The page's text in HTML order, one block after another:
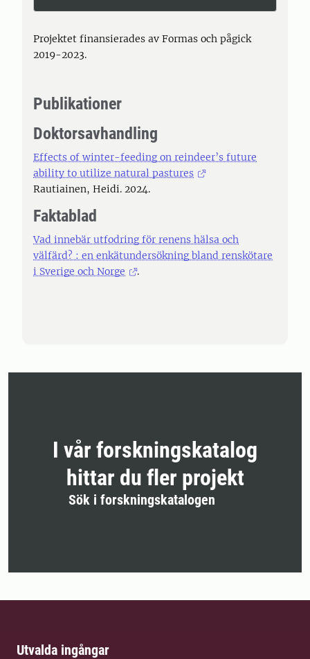
Projektet finansierades av Formas och pågick
2019-2023.
Publikationer
Doktorsavhandling
Effects of winter-feeding on reindeer’s future
ability to utilize natural pastures
Rautiainen, Heidi. 2024.
Faktablad
Vad innebär utfodring för renens hälsa och
välfärd? : en enkätundersökning bland renskötare
i Sverige och Norge
.
I vår forskningskatalog
hittar du fler projekt
Sök i forskningskatalogen
Utvalda ingångar